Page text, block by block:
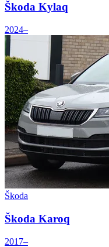
Škoda Kylaq
2024–
Škoda
Škoda Karoq
2017–